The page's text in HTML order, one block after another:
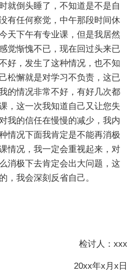
就倒头睡了，不知道是不是自
有任何察觉，中午那段时间休
天下午有专业课，但是我居然
觉惭愧不已，现在回过头来已
好，发生了这种情况，也不知
松懈就是对学习不负责，这已
的情况非常不好，有好几次都
，这一次我知道自己又让您失
我的信任在慢慢的减少，我内
情况下面我肯定是不能再消极
情况，我一定会重视起来，对
消极下去肯定会出大问题，这
，我会深刻反省自己。
检讨人：xxx
20xx年x月x日